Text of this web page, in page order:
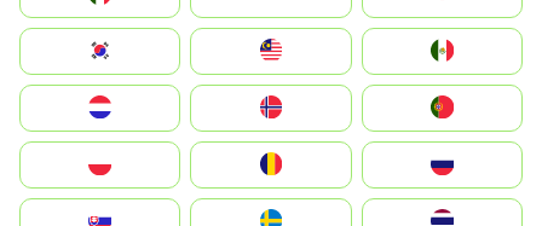
South Korea